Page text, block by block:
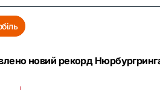
новий рекорд